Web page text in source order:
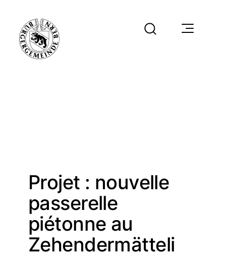
Projet : nouvelle
passerelle
piétonne au
Zehendermätteli